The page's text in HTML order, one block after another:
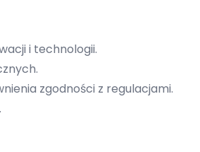
i technologii.
zgodności z regulacjami.